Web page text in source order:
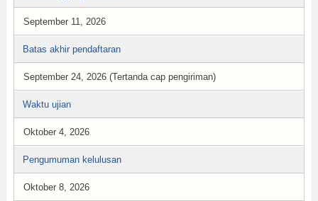
September 11, 2026
Batas akhir pendaftaran
September 24, 2026 (Tertanda cap pengiriman)
Waktu ujian
Oktober 4, 2026
Pengumuman kelulusan
Oktober 8, 2026